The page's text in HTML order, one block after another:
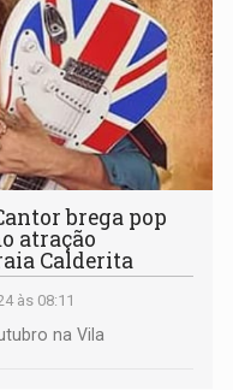
brega pop
atração
Calderita
às 08:11
na Vila